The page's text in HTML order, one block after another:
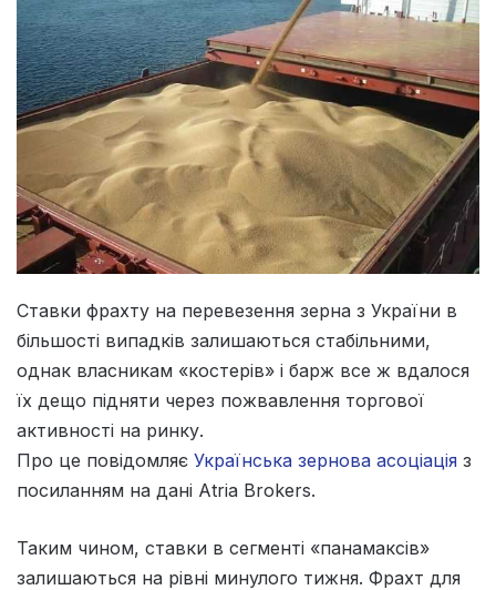
Cтавки фрахту на перевезення зерна з України в
більшості випадків залишаються стабільними,
однак власникам «костерів» і барж все ж вдалося
їх дещо підняти через пожвавлення торгової
активності на ринку.
Про це повідомляє Українська зернова асоціація з
посиланням на дані Atria Brokers.
Таким чином, ставки в сегменті «панамаксів»
залишаються на рівні минулого тижня. Фрахт для